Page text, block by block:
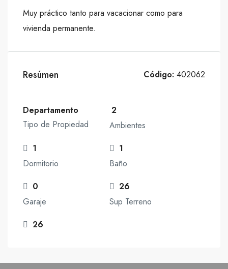
Muy práctico tanto para vacacionar como para
vivienda permanente.
Resúmen Código: 402062
Departamento
Tipo de Propiedad
2
Ambientes
1
Dormitorio
1
Baño
0
Garaje
26
Sup Terreno
26